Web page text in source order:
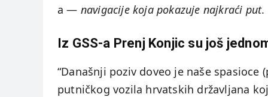
a — navigacije koja pokazuje najkraći put.
Iz GSS-a Prenj Konjic su još
“Današnji poziv doveo je naše
putničkog vozila hrvatskih državljana